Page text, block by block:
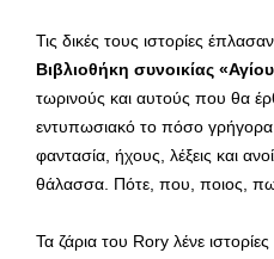
Τις δικές τους ιστορίες
Βιβλιοθήκη συνοικίας
τωρινούς και αυτούς που θα
εντυπωσιακό το πόσο γρήγορα
φαντασία, ήχους, λέξεις και
θάλασσα. Πότε, που, ποιος,
Τα ζάρια του Rory λένε